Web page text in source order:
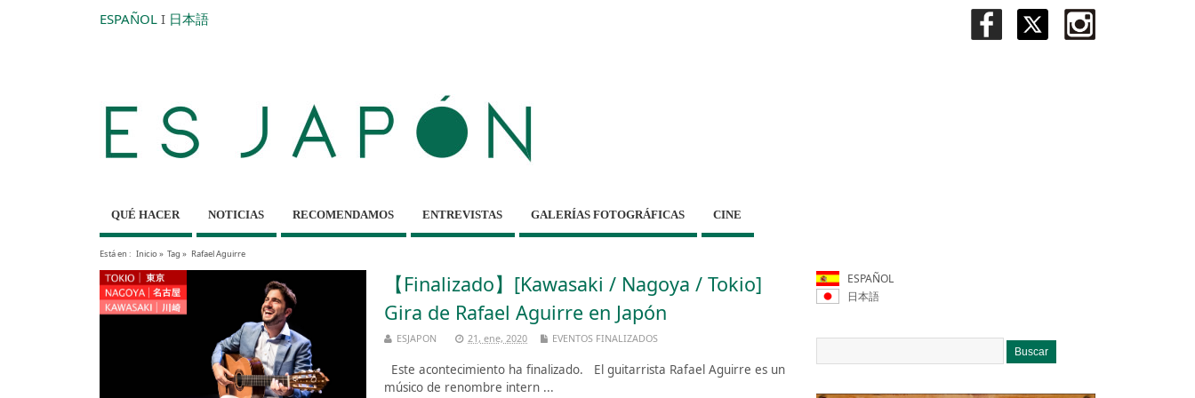
ESPAÑOL I 日本語
QUÉ HACER NOTICIAS RECOMENDAMOS ENTREVISTAS GALERÍAS FOTOGRÁFICAS CINE
Está en : Inicio» Tag » Rafael Aguirre
【Finalizado】[Kawasaki / Nagoya / Tokio]
Gira de Rafael Aguirre en Japón
ESJAPON 21, ene, 2020 EVENTOS FINALIZADOS
Este acontecimiento ha finalizado. El guitarrista Rafael Aguirre es un
músico de renombre intern ...
ESPAÑOL
日本語